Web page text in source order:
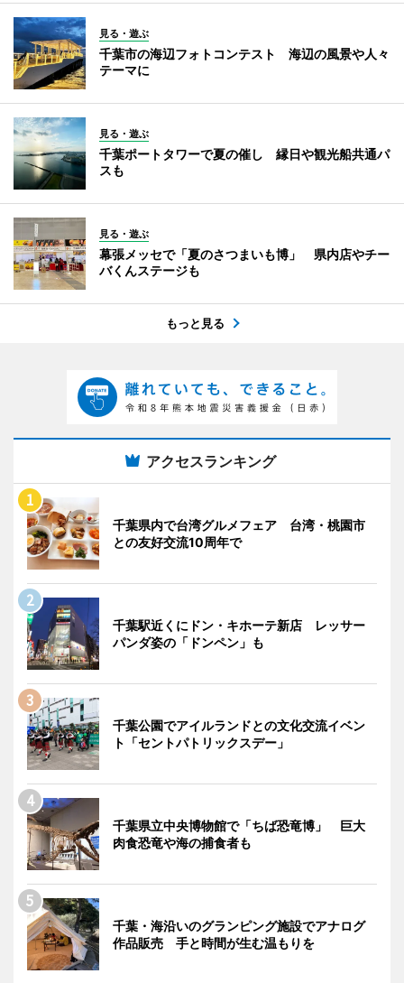
見る・遊ぶ
千葉市の海辺フォトコンテスト 海辺の風景や人々
テーマに
見る・遊ぶ
千葉ポートタワーで夏の催し 縁日や観光船共通パ
スも
見る・遊ぶ
幕張メッセで「夏のさつまいも博」 県内店やチー
バくんステージも
もっと見る
アクセスランキング
千葉県内で台湾グルメフェア 台湾・桃園市
との友好交流10周年で
千葉駅近くにドン・キホーテ新店 レッサー
パンダ姿の「ドンペン」も
千葉公園でアイルランドとの文化交流イベン
ト「セントパトリックスデー」
千葉県立中央博物館で「ちば恐竜博」 巨大
肉食恐竜や海の捕食者も
千葉・海沿いのグランピング施設でアナログ
作品販売 手と時間が生む温もりを